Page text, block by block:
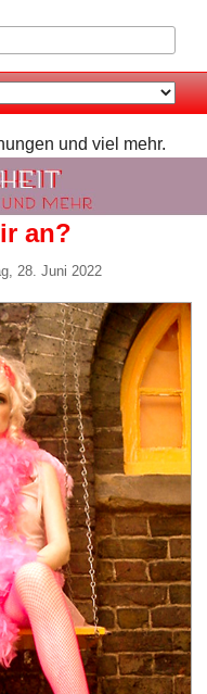
und viel mehr.
an?
28. Juni 2022